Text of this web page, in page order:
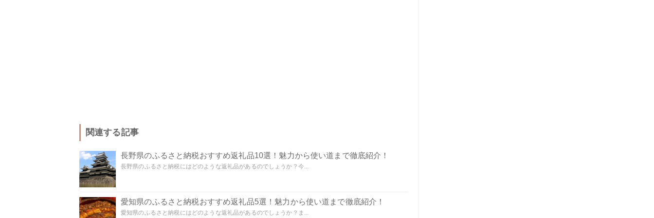
関連する記事
長野県のふるさと納税おすすめ返礼品10選！魅力から使い道まで徹底紹介！
長野県のふるさと納税にはどのような返礼品があるのでしょうか？今...
愛知県のふるさと納税おすすめ返礼品5選！魅力から使い道まで徹底紹介！
愛知県のふるさと納税にはどのような返礼品があるのでしょうか？ま...